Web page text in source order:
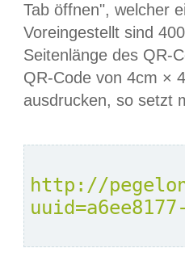
Tab öffnen", welcher
Voreingestellt sind
Seitenlänge des QR-
QR-Code von 4cm ×
ausdrucken, so setzt
http://